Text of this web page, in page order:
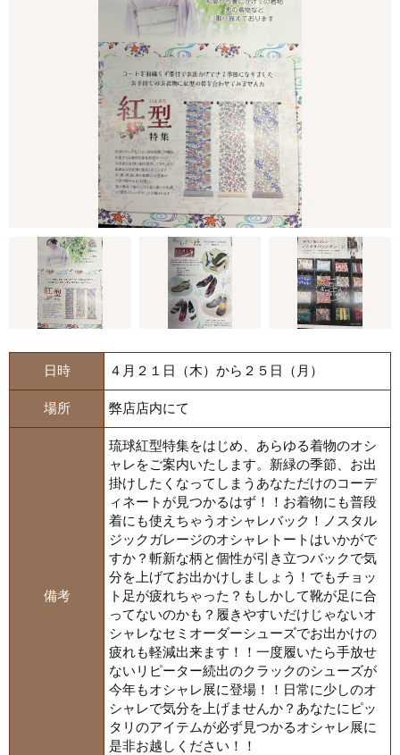
日時 ４月２１日（木）から２５日（月）
場所 弊店店内にて
備考
琉球紅型特集をはじめ、あらゆる着物のオシ
ャレをご案内いたします。新緑の季節、お出
掛けしたくなってしまうあなただけのコーデ
ィネートが見つかるはず！！お着物にも普段
着にも使えちゃうオシャレバック！ノスタル
ジックガレージのオシャレトートはいかがで
すか？斬新な柄と個性が引き立つバックで気
分を上げてお出かけしましょう！でもチョッ
ト足が疲れちゃった？もしかして靴が足に合
ってないのかも？履きやすいだけじゃないオ
シャレなセミオーダーシューズでお出かけの
疲れも軽減出来ます！！一度履いたら手放せ
ないリピーター続出のクラックのシューズが
今年もオシャレ展に登場！！日常に少しのオ
シャレで気分を上げませんか？あなたにピッ
タリのアイテムが必ず見つかるオシャレ展に
是非お越しください！！